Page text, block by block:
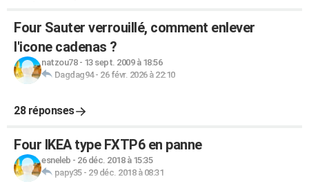
Four Sauter verrouillé, comment enlever
l'icone cadenas ?
natzou78- 13 sept. 2009 à 18:56
Dagdag94- 26 févr. 2026 à 22:10
28 réponses
Four IKEA type FXTP6 en panne
esneleb - 26 déc. 2018 à 15:35
papy35- 29 déc. 2018 à 08:31